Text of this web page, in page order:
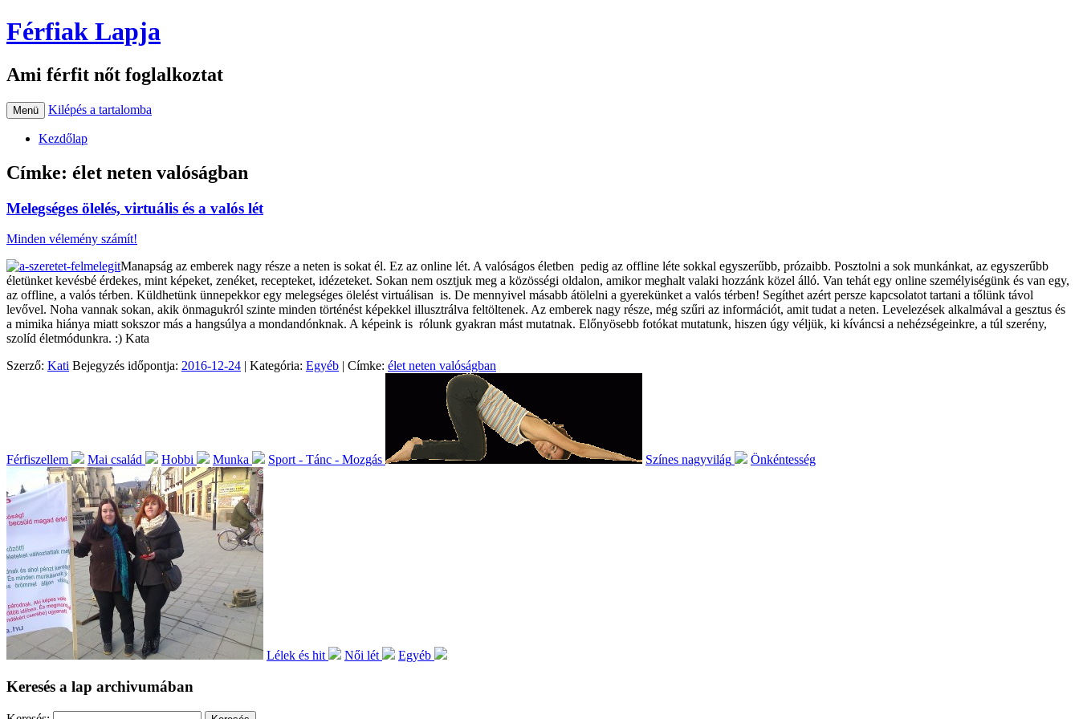
Férfiak Lapja
Ami férfit nőt foglalkoztat
Menü Kilépés a tartalomba
Kezdőlap
Címke: élet neten valóságban
Melegséges ölelés, virtuális és a valós lét
Minden vélemény számít!
Manapság az emberek nagy része a neten is sokat él. Ez az online lét. A valóságos életben pedig az offline léte sokkal egyszerűbb, prózaibb. Posztolni a sok munkánkat, az egyszerűbb
életünket kevésbé érdekes, mint képeket, zenéket, recepteket, idézeteket. Sokan nem osztjuk meg a közösségi oldalon, amikor meghalt valaki hozzánk közel álló. Van tehát egy online személyiségünk és van egy,
az offline, a valós térben. Küldhetünk ünnepekkor egy melegséges ölelést virtuálisan is. De mennyivel másabb átölelni a gyerekünket a valós térben! Segíthet azért persze kapcsolatot tartani a tőlünk távol
levővel. Noha vannak sokan, akik önmagukról szinte minden történést képekkel illusztrálva feltöltenek. Az emberek nagy része, még szűri az információt, amit tudat a neten. Levelezések alkalmával a gesztus és
a mimika hiánya miatt sokszor más a hangsúlya a mondandónknak. A képeink is rólunk gyakran mást mutatnak. Előnyösebb fotókat mutatunk, hiszen úgy véljük, ki kíváncsi a nehézségeinkre, a túl szerény,
szolíd életmódunkra. :) Kata
Szerző: Kati Bejegyzés időpontja: 2016-12-24 | Kategória: Egyéb | Címke: élet neten valóságban
Férfiszellem Mai család Hobbi Munka Sport - Tánc - Mozgás Színes nagyvilág Önkéntesség
Lélek és hit Női lét Egyéb
Keresés a lap archivumában